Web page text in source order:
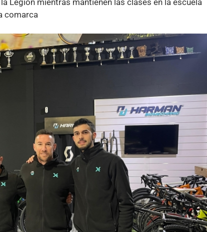
Legión mientras mantienen las clases en la escuela
comarca